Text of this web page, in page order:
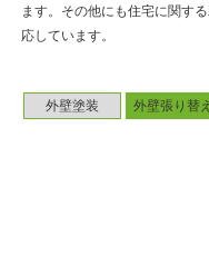
外壁塗装 外壁張り替
ます。その他にも住宅に関す
応しています。